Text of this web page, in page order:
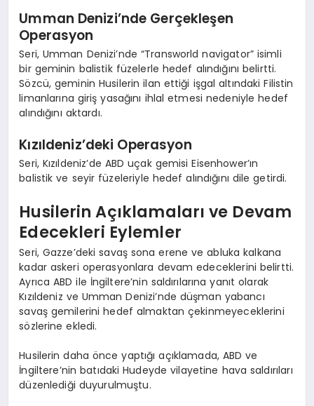
Umman Denizi’nde Gerçekleşen
Operasyon
Seri, Umman Denizi’nde “Transworld navigator” isimli
bir geminin balistik füzelerle hedef alındığını belirtti.
Sözcü, geminin Husilerin ilan ettiği işgal altındaki Filistin
limanlarına giriş yasağını ihlal etmesi nedeniyle hedef
alındığını aktardı.
Kızıldeniz’deki Operasyon
Seri, Kızıldeniz’de ABD uçak gemisi Eisenhower’ın
balistik ve seyir füzeleriyle hedef alındığını dile getirdi.
Husilerin Açıklamaları ve Devam
Edecekleri Eylemler
Seri, Gazze’deki savaş sona erene ve abluka kalkana
kadar askeri operasyonlara devam edeceklerini belirtti.
Ayrıca ABD ile İngiltere’nin saldırılarına yanıt olarak
Kızıldeniz ve Umman Denizi’nde düşman yabancı
savaş gemilerini hedef almaktan çekinmeyeceklerini
sözlerine ekledi.
Husilerin daha önce yaptığı açıklamada, ABD ve
İngiltere’nin batıdaki Hudeyde vilayetine hava saldırıları
düzenlediği duyurulmuştu.